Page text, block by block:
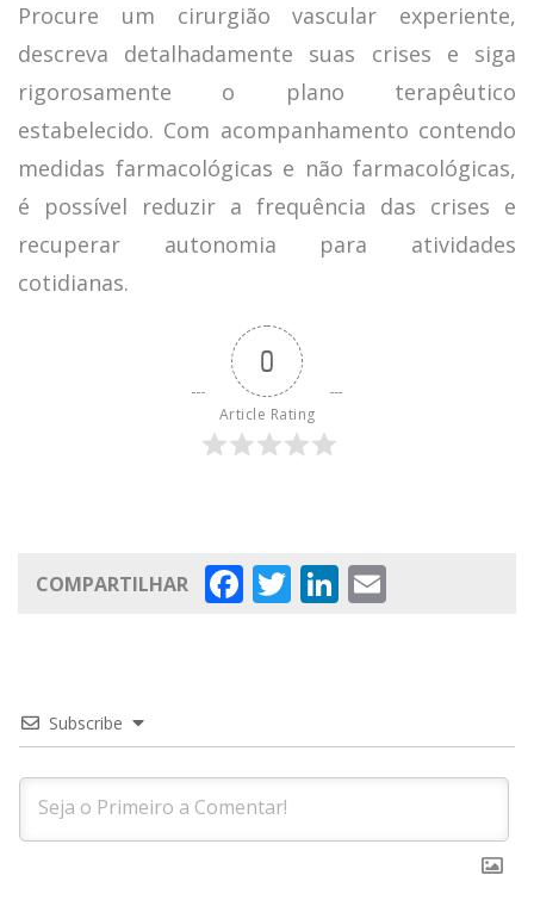
Procure um cirurgião vascular experiente,
descreva detalhadamente suas crises e siga
rigorosamente o plano terapêutico
estabelecido. Com acompanhamento contendo
medidas farmacológicas e não farmacológicas,
é possível reduzir a frequência das crises e
recuperar autonomia para atividades
cotidianas.
0
Article Rating
Facebook
TwitterLinkedIn
Subscribe